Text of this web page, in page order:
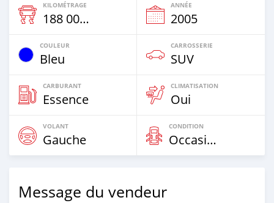
KILOMÉTRAGE
188 000 Km
ANNÉE
2005
COULEUR
Bleu
CARROSSERIE
SUV
CARBURANT
Essence
CLIMATISATION
Oui
VOLANT
Gauche
CONDITION
Occasion
Message du vendeur